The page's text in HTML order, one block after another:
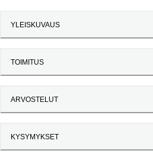
YLEISKUVAUS
TOIMITUS
ARVOSTELUT
KYSYMYKSET